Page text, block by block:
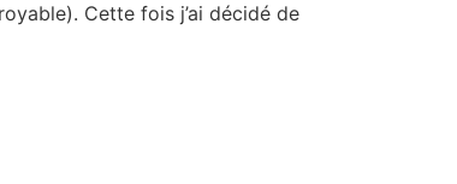
Cette fois j’ai décidé de